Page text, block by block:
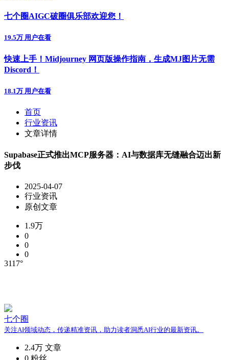
七个圈AIGC破圈俱乐部欢迎您！
19.5万 用户在看
快速上手！Midjourney 网页版操作指南，生成MJ图片无需
Discord！
18.1万 用户在看
首页
行业资讯
文章详情
Supabase正式推出MCP服务器：AI与数据库无缝融合迈出新
步伐
2025-04-07
行业资讯
原创文章
1.9万
0
0
0
3117°
七个圈
关注AI领域动态，传递精准资讯，助力读者洞悉AI行业的最新资讯。
2.4万 文章